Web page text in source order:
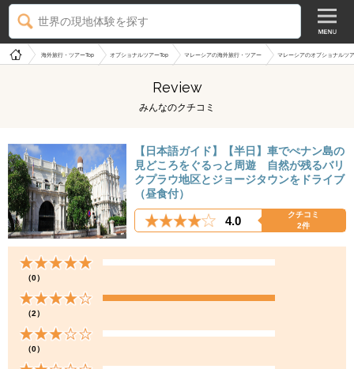
世界の現地体験を探す
海外旅行・ツアーTop オプショナルツアーTop マレーシアの海外旅行・ツアー マレーシアのオプショナルツ
Review
みんなのクチコミ
【日本語ガイド】【半日】車でぺナン島の
見どころをぐるっと周遊 自然が残るバリ
クプラウ地区とジョージタウンをドライブ
（昼食付）
4.0
クチコミ
2件
（0）
（2）
（0）